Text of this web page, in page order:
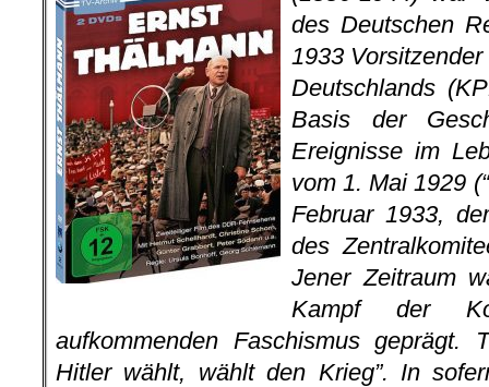
des Deutschen
1933
Deutschlands
Basis der
Ereignisse im
vom 1. Mai 1929
Februar 1933,
des
Jener Zeitraum
Kampf der
aufkommenden Faschismus geprägt.
Hitler wählt, wählt den Krieg”. In